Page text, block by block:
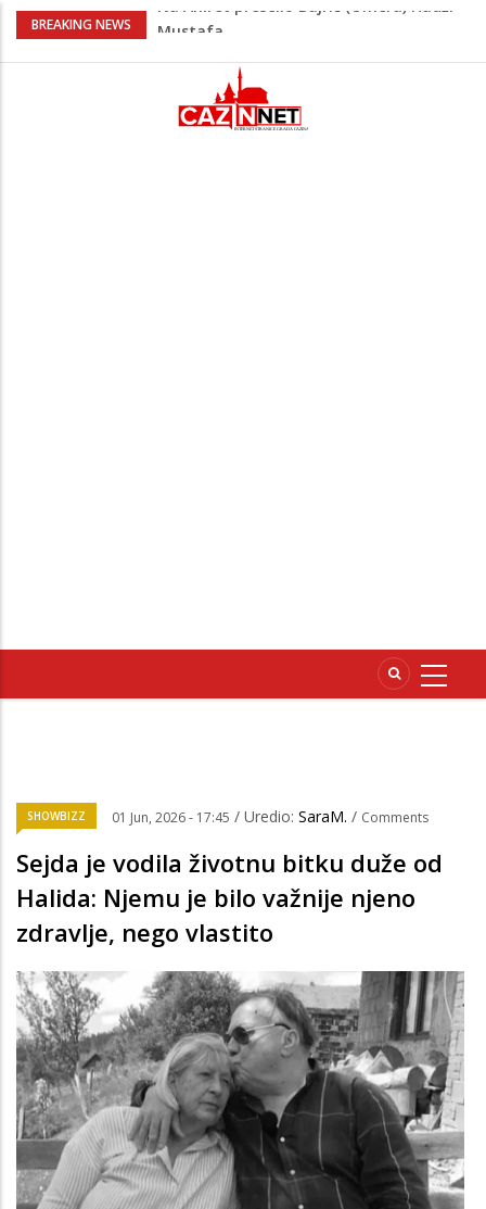
BREAKING NEWS
AŽURIRANO: Ubistvo u Bosanskoj Krupi:
osumnjičeni uhapšen
Horde zla neće u Mostar: Žestoko
prozvali rukovodstvo FK Sarajevo
SHOWBIZZ 01 Jun, 2026 - 17:45 / Uredio: SaraM. / Comments
Sejda je vodila životnu bitku duže od
Halida: Njemu je bilo važnije njeno
zdravlje, nego vlastito